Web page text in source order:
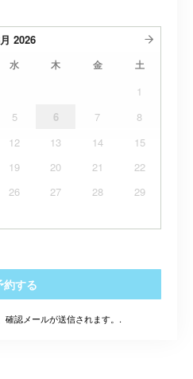
2026
水 木 金 土
1
5 6 7
8
12 13 14
15
19 20 21
22
26 27 28
29
約する
確認メールが送信されます。.